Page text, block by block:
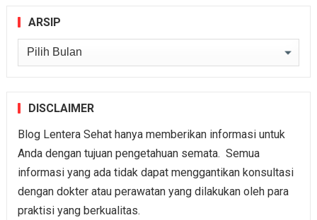
ARSIP
Arsip
DISCLAIMER
Blog Lentera Sehat hanya memberikan informasi untuk
Anda dengan tujuan pengetahuan semata. Semua
informasi yang ada tidak dapat menggantikan konsultasi
dengan dokter atau perawatan yang dilakukan oleh para
praktisi yang berkualitas.